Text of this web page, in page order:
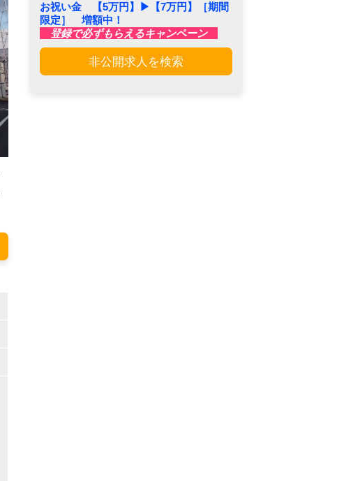
お祝い金 【5万円】▶︎【7万円】［期間
限定］ 増額中！
登録で必ずもらえるキャンペーン
非公開求人を検索